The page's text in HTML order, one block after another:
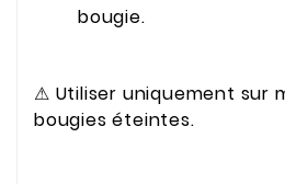
bougie.
⚠ Utiliser uniquement sur
bougies éteintes.